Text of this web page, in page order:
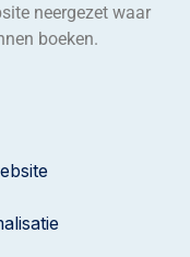
neergezet waar
boeken.